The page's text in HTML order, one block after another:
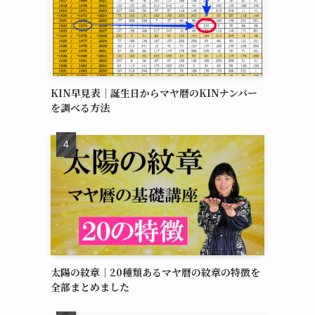
KIN早見表｜誕生日からマヤ暦のKINナンバー
を調べる方法
太陽の紋章｜20種類あるマヤ暦の紋章の特徴を
全部まとめました